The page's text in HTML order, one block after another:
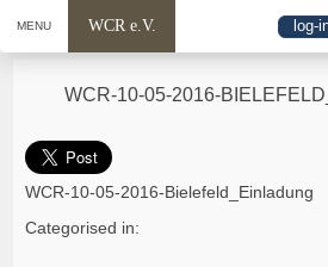
MENU WCR e.V. log-
WCR-10-05-2016-
WCR-10-05-2016-Bielefeld_Einladung
Categorised in: